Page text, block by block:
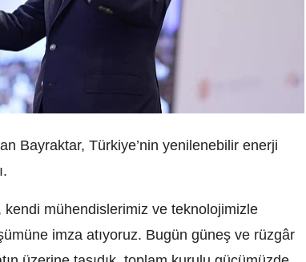
Bayraktar, Türkiye’nin yenilenebilir enerji
kendi mühendislerimiz ve teknolojimizle
imza atıyoruz. Bugün güneş ve rüzgâr